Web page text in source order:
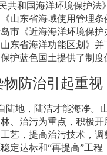
共和国海洋环境保护法
山东省海域使用管理
市《近海海洋环境保
东省海洋功能区划》
护蓝色国土提供了制度
物防治引起重视
陆地，陆洁才能海净。
、治污为重点，积极
艺，提高治污技术，
定达标和“再提高”工